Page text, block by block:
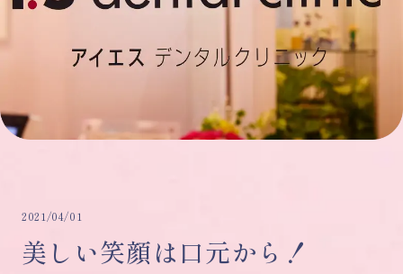
2021/04/01
美しい笑顔は口元から！